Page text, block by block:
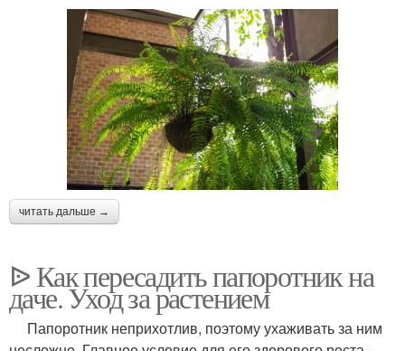
читать дальше →
ᐉ Как пересадить папоротник на
даче. Уход за растением
Папоротник неприхотлив, поэтому ухаживать за ним